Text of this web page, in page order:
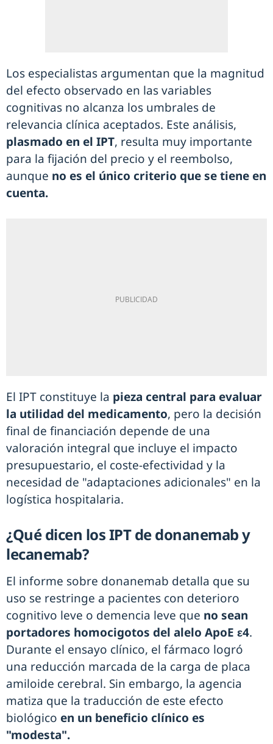
Los especialistas argumentan que la magnitud
del efecto observado en las variables
cognitivas no alcanza los umbrales de
relevancia clínica aceptados. Este análisis,
plasmado en el IPT, resulta muy importante
para la fijación del precio y el reembolso,
aunque no es el único criterio que se tiene en
cuenta.
El IPT constituye la pieza central para evaluar
la utilidad del medicamento, pero la decisión
final de financiación depende de una
valoración integral que incluye el impacto
presupuestario, el coste-efectividad y la
necesidad de "adaptaciones adicionales" en la
logística hospitalaria.
¿Qué dicen los IPT de donanemab y
lecanemab?
El informe sobre donanemab detalla que su
uso se restringe a pacientes con deterioro
cognitivo leve o demencia leve que no sean
portadores homocigotos del alelo ApoE ε4.
Durante el ensayo clínico, el fármaco logró
una reducción marcada de la carga de placa
amiloide cerebral. Sin embargo, la agencia
matiza que la traducción de este efecto
biológico en un beneficio clínico es
"modesta".